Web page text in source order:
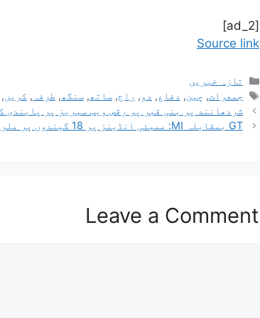
[ad_2]
Source link
تازہ خبریں
جمعرات, چین, دفاع, دو , راج,ساتھ,سنگھ, طرفہ , کریں,
شردھانند پر بنی قبر پر رقص ویب سیریز پر پابندی
GT بمقابلہ MI: ممبئی انڈینز پر 18 گیندوں پر ملر کی ‘قاتل’ اننگز، گجرات نے بنایا سب سے بڑا اسکور
Leave a Comment